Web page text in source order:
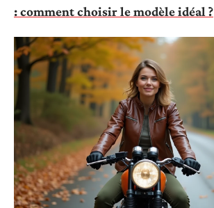
: comment choisir le modèle idéal ?